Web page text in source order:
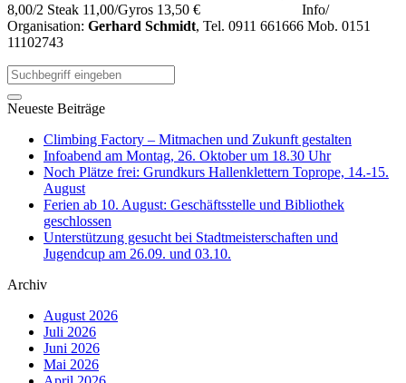
8,00/2 Steak 11,00/Gyros 13,50 € Info/
Organisation: Gerhard Schmidt, Tel. 0911 661666 Mob. 0151
11102743
Neueste Beiträge
Climbing Factory – Mitmachen und Zukunft gestalten
Infoabend am Montag, 26. Oktober um 18.30 Uhr
Noch Plätze frei: Grundkurs Hallenklettern Toprope, 14.-15.
August
Ferien ab 10. August: Geschäftsstelle und Bibliothek
geschlossen
Unterstützung gesucht bei Stadtmeisterschaften und
Jugendcup am 26.09. und 03.10.
Archiv
August 2026
Juli 2026
Juni 2026
Mai 2026